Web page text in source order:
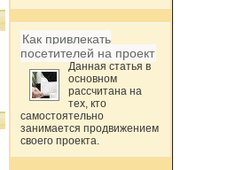
Как привлекать
посетителей на проект
Данная статья в
основном
рассчитана на
тех, кто
самостоятельно
занимается продвижением
своего проекта.